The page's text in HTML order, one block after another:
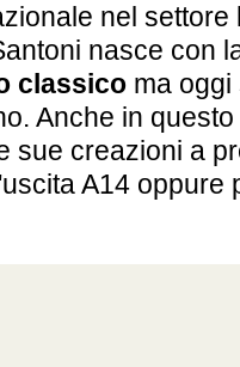
nel settore
nasce con
classico ma
Anche in
sue creazioni a
A14 oppure